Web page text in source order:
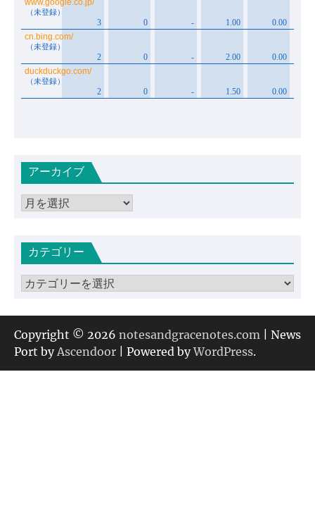
アーカイブ
ア
イカテゴリー
カ
ゴ
リ
ー
Copyright © 2026 notesandgracenotes.com | News
Port byAscendoor | Powered byWordPress.